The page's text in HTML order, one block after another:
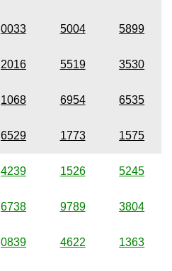
0033 5004 5899
2016 5519 3530
1068 6954 6535
6529 1773 1575
4239 1526 5245
6738 9789 3804
0839 4622 1363